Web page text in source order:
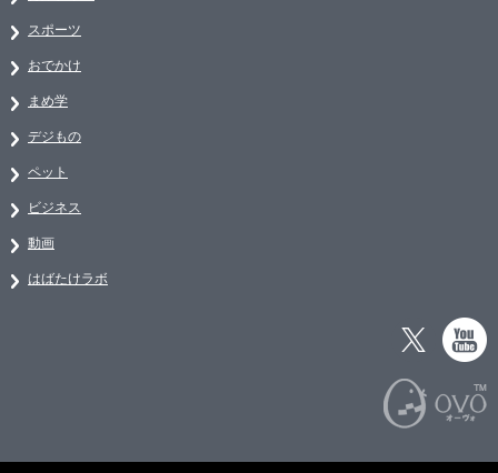
スポーツ
おでかけ
まめ学
デジもの
ペット
ビジネス
動画
はばたけラボ